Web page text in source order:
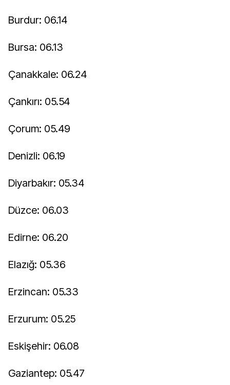
Burdur: 06.14
Bursa: 06.13
Çanakkale: 06.24
Çankırı: 05.54
Çorum: 05.49
Denizli: 06.19
Diyarbakır: 05.34
Düzce: 06.03
Edirne: 06.20
Elazığ: 05.36
Erzincan: 05.33
Erzurum: 05.25
Eskişehir: 06.08
Gaziantep: 05.47